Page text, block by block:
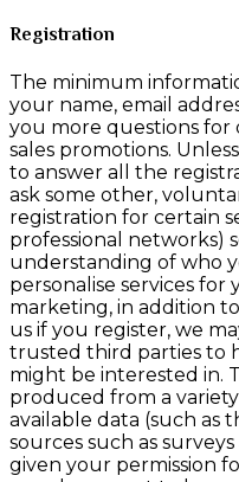
Registration
The minimum
your name, email
you more questions for
sales promotions.
to answer all the
ask some other,
registration for certain
professional networks)
understanding of who
personalise services for
marketing, in addition
us if you register, we
trusted third parties to
might be interested in.
produced from a
available data (such as
sources such as
given your permission